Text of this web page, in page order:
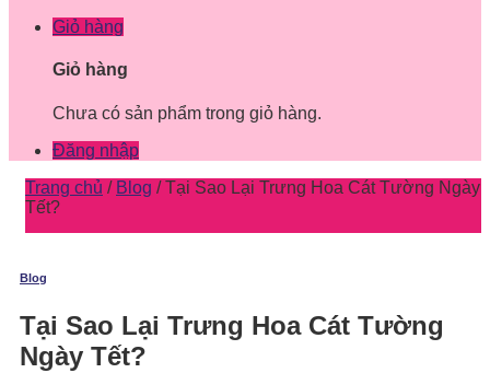
Giỏ hàng
Giỏ hàng
Chưa có sản phẩm trong giỏ hàng.
Đăng nhập
Trang chủ / Blog /Tại Sao Lại Trưng Hoa Cát Tường Ngày
Tết?
Blog
Tại Sao Lại Trưng Hoa Cát Tường
Ngày Tết?